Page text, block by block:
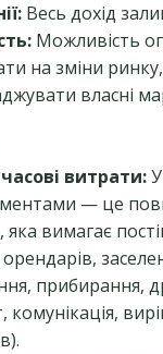
Весь дохід
Можливість
на зміни ринку,
власні
витрати:
— це
яка вимагає
прибирання,
комунікація,